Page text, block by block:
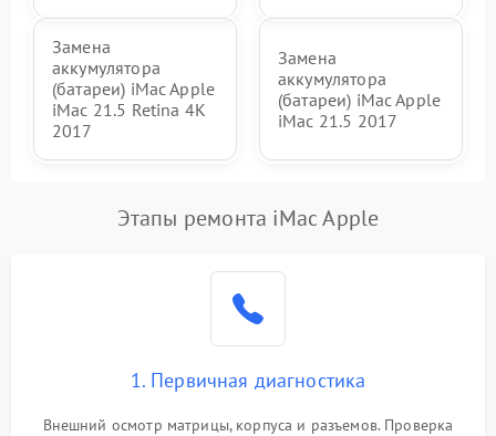
Замена
аккумулятора
(батареи) iMac Apple
iMac 21.5 Retina 4K
2017
Замена
аккумулятора
(батареи) iMac Apple
iMac 21.5 2017
Этапы ремонта iMac Apple
1. Первичная диагностика
Внешний осмотр матрицы, корпуса и разъемов. Проверка